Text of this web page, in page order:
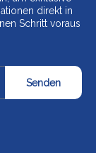
direkt in
Schritt voraus
Senden